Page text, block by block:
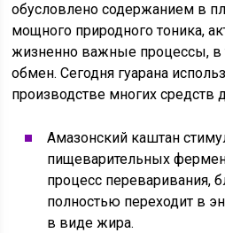
обусловлено содержанием в
мощного природного тоника,
жизненно важные процессы, в
обмен. Сегодня гуарана
производстве многих средств
Амазонский каштан
пищеварительных
процесс переваривания,
полностью переходит в
в виде жира.